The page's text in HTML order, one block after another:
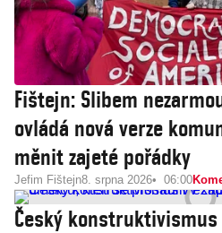
Fištejn: Slibem
ovládá nová verze
měnit zajeté pořádky
Jefim Fištejn8. srpna 2026 06:00
Český konstruktivismus